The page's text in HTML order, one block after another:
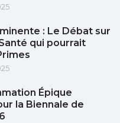
: Le Débat sur
qui pourrait
Épique
la Biennale de